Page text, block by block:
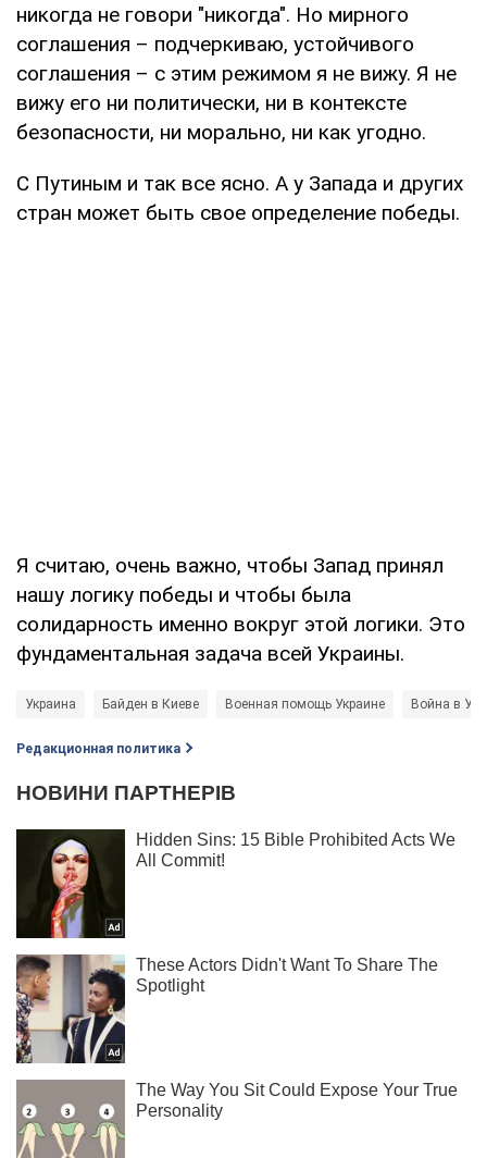
никогда не говори "никогда". Но мирного
соглашения – подчеркиваю, устойчивого
соглашения – с этим режимом я не вижу. Я не
вижу его ни политически, ни в контексте
безопасности, ни морально, ни как угодно.
С Путиным и так все ясно. А у Запада и других
стран может быть свое определение победы.
Я считаю, очень важно, чтобы Запад принял
нашу логику победы и чтобы была
солидарность именно вокруг этой логики. Это
фундаментальная задача всей Украины.
Украина Байден в Киеве Военная помощь Украине Война в
Редакционная политика